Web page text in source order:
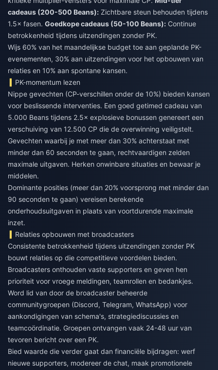
cadeaus (200-500 Beans): Zichtbare steun behouden tijdens
1.5× fasen. Goedkope cadeaus (50-100 Beans): Continue
betrokkenheid tijdens uitzendingen zonder PK.
Wijs 60% van het maandelijkse budget toe aan geplande PK-
evenementen, 30% aan uitzendingen voor het opbouwen van
relaties en 10% aan spontane kansen.
PK-momentum lezen
Nippe gevechten (CP-verschillen onder de 10%) bieden kansen
voor beslissende interventies. Een goed getimed cadeau van
5.000 Beans tijdens 2.5× explosieve bonussen genereert een
verschuiving van 12.500 CP die de overwinning veiligstelt.
Gevechten waarbij je met meer dan 30% achterstaat met
minder dan 60 seconden te gaan, rechtvaardigen zelden
maximale uitgaven. Herken onwinbare situaties en bewaar je
middelen.
Dominante posities (meer dan 20% voorsprong met minder dan
90 seconden te gaan) vereisen berekende
onderhoudsuitgaven in plaats van voortdurende maximale
inzet.
Relaties opbouwen met broadcasters
Consistente betrokkenheid tijdens uitzendingen zonder PK
bouwt relaties op die competitieve voordelen bieden.
Broadcasters onthouden vaste supporters en geven hen
prioriteit voor vroege meldingen, teamrollen en bedankjes.
Word lid van door de broadcaster beheerde
communitygroepen (Discord, Telegram, WhatsApp) voor
aankondigingen van schema's, strategiediscussies en
teamcoördinatie. Groepen ontvangen vaak 24-48 uur van
tevoren bericht over een PK.
Bied waarde die verder gaat dan financiële bijdragen: werf
nieuwe supporters, modereer de chat, maak promotionele